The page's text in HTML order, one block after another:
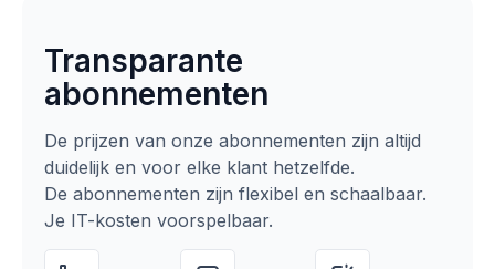
Transparante
abonnementen
De prijzen van onze abonnementen zijn altijd
duidelijk en voor elke klant hetzelfde.
De abonnementen zijn flexibel en schaalbaar.
Je IT-kosten voorspelbaar.